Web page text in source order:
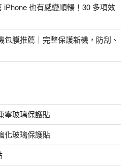
iPhone 也有感變順暢！30 多項效
包膜推薦｜完整保護新機，防刮、
寧玻璃保護貼
化玻璃保護貼